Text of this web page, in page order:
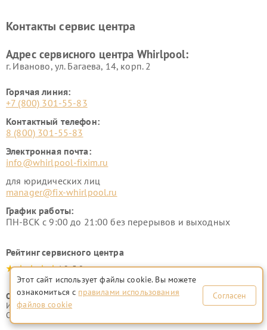
Контакты сервис центра
Адрес сервисного центра Whirlpool:
г. Иваново, ул. Багаева, 14, корп. 2
Горячая линия:
+7 (800) 301-55-83
Контактный телефон:
8 (800) 301-55-83
Электронная почта:
info@whirlpool-fixim.ru
для юридических лиц
manager@fix-whirlpool.ru
График работы:
ПН-ВСК с 9:00 до 21:00 без перерывов и выходных
Рейтинг сервисного центра
4.9-5.0
ООО "Русервис"
ИНН 7702633247
ОГРН 1077746335776
Этот сайт использует файлы cookie. Вы можете
ознакомиться с правилами использования
файлов cookie
Согласен